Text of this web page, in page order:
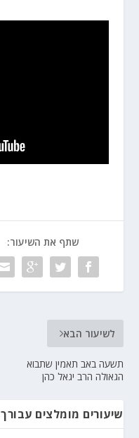
שתף את השיעור:
לשיעור הבא
תשעה באב תאמין שתבוא
הגאולה הרב יגאל כהן
שיעורים מומלצים עבורך